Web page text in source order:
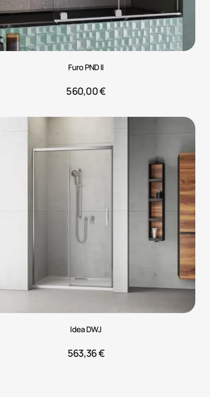
Furo PND II
560,00€
Idea DWJ
563,36€